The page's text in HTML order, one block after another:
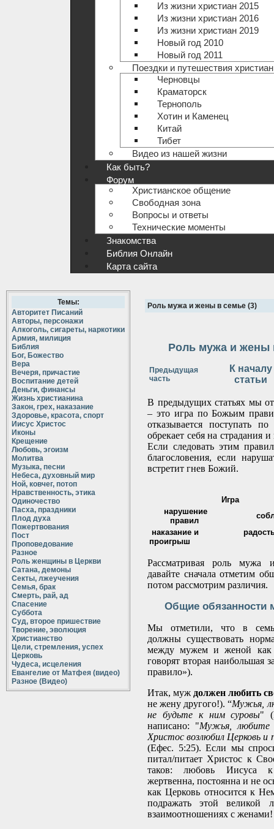
Из жизни христиан 2015
Из жизни христиан 2016
Из жизни христиан 2019
Новый год 2010
Новый год 2011
Поездки и путешествия христиан
Черновцы
Краматорск
Тернополь
Хотин и Каменец
Китай
Тибет
Видео из нашей жизни
Как быть?
Форум
Христианское общение
Свободная зона
Вопросы и ответы
Технические моменты
Знакомства
Библия Онлайн
Карта сайта
Темы:
Авторитет Писаний
Авторы, персонажи
Алкоголь, сигареты, наркотики
Армия, милиция
Библия
Бог, Божество
Вера
Вечеря, причастие
Воспитание детей
Деньги, финансы
Жизнь христианина
Закон, грех, наказание
Здоровье, красота, спорт
Иисус Христос
Иконы
Крещение
Любовь, эгоизм
Молитва
Музыка, песни
Небеса, духовный мир
Ной, ковчег, потоп
Нравственность, этика
Одиночество
Пасха, праздники
Плод духа
Пожертвования
Пост
Проповедование
Разное
Роль женщины в Церкви
Сатана, демоны
Секты, лжеучения
Семья, брак
Смерть, рай, ад
Спасение
Суббота
Суд, второе пришествие
Творение, эволюция
Христианство
Цели, стремления, успех
Церковь
Чудеса, исцеления
Евангелие от Матфея (видео)
Разное (Видео)
Роль мужа и жены в семье (3)
Роль мужа и жены
Предыдущая
часть
К началу
статьи
В предыдущих статьях мы
– это игра по Божьим
отказывается поступать
обрекает себя на страдания
Если следовать этим
благословения, если
встретит гнев Божий.
Игра
нарушение
правил
наказание и
проигрыш
Рассматривая роль
давайте сначала отметим
потом рассмотрим различия.
Общие обязанности
Мы отметили, что в
должны существовать
между мужем и женой как
говорят вторая наибольшая
правило»).
Итак, муж должен любить
не жену другого!). “Мужья,
не будьте к ним суровы"
написано: "Мужья, любите
Христос возлюбил Церковь и
(Ефес. 5:25). Если мы
питал/питает Христос к
таков: любовь Иисуса
жертвенна, постоянна и не
как Церковь относится к
подражать этой великой
взаимоотношениях с женами!